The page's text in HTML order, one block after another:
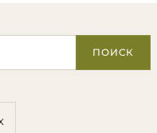
ПОИСК